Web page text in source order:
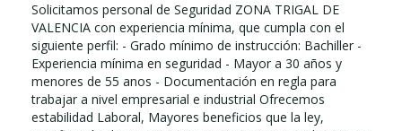
Solicitamos personal de Seguridad ZONA TRIGAL DE
VALENCIA con experiencia mínima, que cumpla con el
siguiente perfil: - Grado mínimo de instrucción: Bachiller -
Experiencia mínima en seguridad - Mayor a 30 años y
menores de 55 anos - Documentación en regla para
trabajar a nivel empresarial e industrial Ofrecemos
estabilidad Laboral, Mayores beneficios que la ley,